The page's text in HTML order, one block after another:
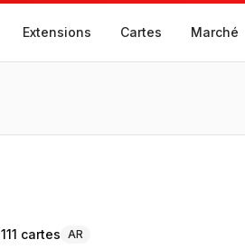
Extensions Cartes Marché
111 cartes AR